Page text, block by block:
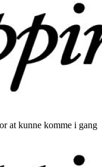
at kunne komme i gang